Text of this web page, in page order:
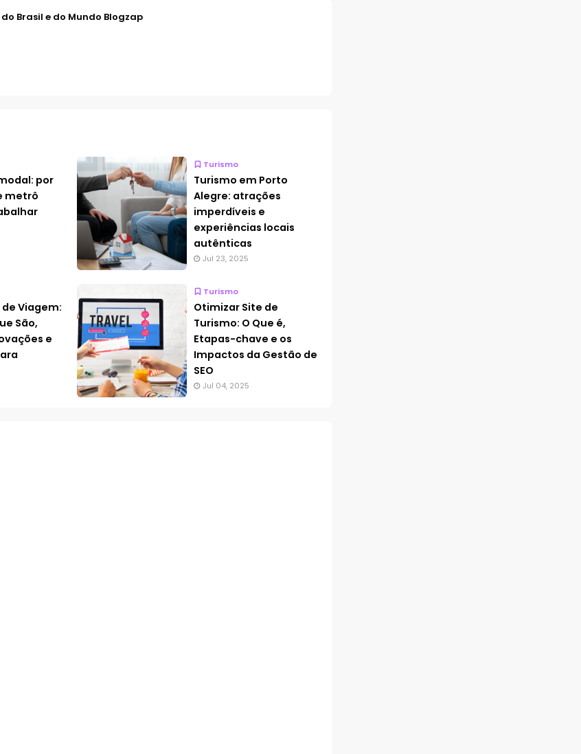
Brasil e do Mundo Blogzap
por
metrô
Turismo
Turismo em Porto
Alegre: atrações
imperdíveis e
experiências locais
autênticas
Jul 23, 2025
Viagem:
São,
e
Turismo
Otimizar Site de
Turismo: O Que é,
Etapas-chave e os
Impactos da Gestão de
SEO
Jul 04, 2025